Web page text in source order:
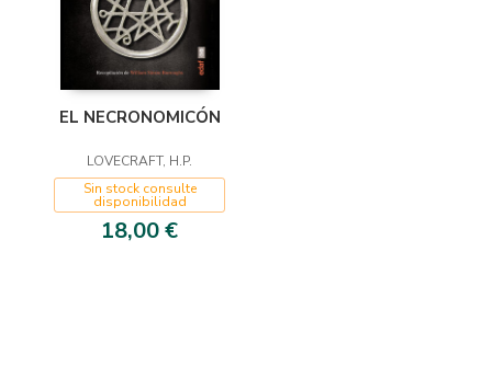
EL NECRONOMICÓN
LOVECRAFT, H.P.
Sin stock consulte
disponibilidad
18,00 €